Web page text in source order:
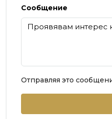
Сообщение
Отправляя это